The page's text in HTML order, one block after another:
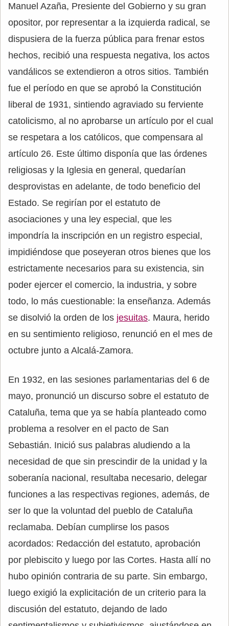
Manuel Azaña, Presiente del Gobierno y su gran
opositor, por representar a la izquierda radical, se
dispusiera de la fuerza pública para frenar estos
hechos, recibió una respuesta negativa, los actos
vandálicos se extendieron a otros sitios. También
fue el período en que se aprobó la Constitución
liberal de 1931, sintiendo agraviado su ferviente
catolicismo, al no aprobarse un artículo por el cual
se respetara a los católicos, que compensara al
artículo 26. Este último disponía que las órdenes
religiosas y la Iglesia en general, quedarían
desprovistas en adelante, de todo beneficio del
Estado. Se regirían por el estatuto de
asociaciones y una ley especial, que les
impondría la inscripción en un registro especial,
impidiéndose que poseyeran otros bienes que los
estrictamente necesarios para su existencia, sin
poder ejercer el comercio, la industria, y sobre
todo, lo más cuestionable: la enseñanza. Además
se disolvió la orden de los jesuitas. Maura, herido
en su sentimiento religioso, renunció en el mes de
octubre junto a Alcalá-Zamora.
En 1932, en las sesiones parlamentarias del 6 de
mayo, pronunció un discurso sobre el estatuto de
Cataluña, tema que ya se había planteado como
problema a resolver en el pacto de San
Sebastián. Inició sus palabras aludiendo a la
necesidad de que sin prescindir de la unidad y la
soberanía nacional, resultaba necesario, delegar
funciones a las respectivas regiones, además, de
ser lo que la voluntad del pueblo de Cataluña
reclamaba. Debían cumplirse los pasos
acordados: Redacción del estatuto, aprobación
por plebiscito y luego por las Cortes. Hasta allí no
hubo opinión contraria de su parte. Sin embargo,
luego exigió la explicitación de un criterio para la
discusión del estatuto, dejando de lado